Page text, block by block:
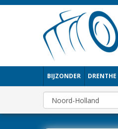
BIJZONDER DRENTHE